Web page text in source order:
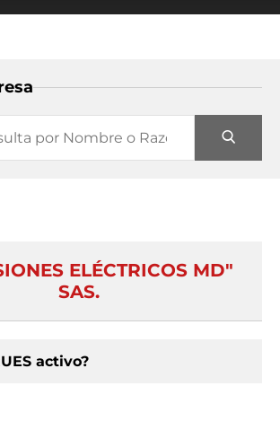
ELÉCTRICOS MD"
SAS.
activo?